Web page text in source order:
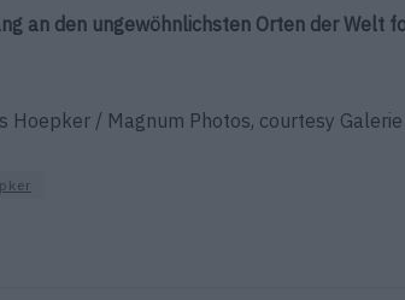
an den ungewöhnlichsten Orten der Welt
Hoepker / Magnum Photos, courtesy